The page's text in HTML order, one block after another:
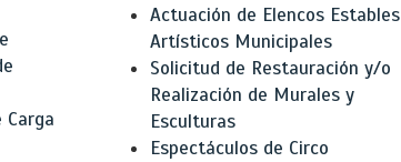
Actuación de Elencos Estables
Artísticos Municipales
Solicitud de Restauración y/o
Realización de Murales y
Esculturas
Espectáculos de Circo